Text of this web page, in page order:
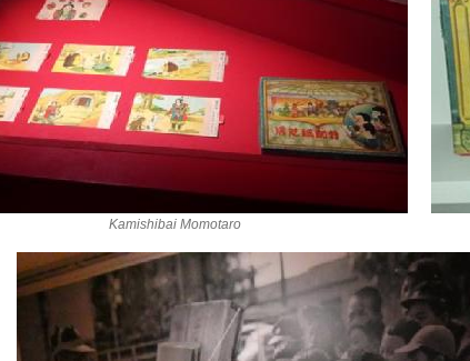
Kamishibai Momotaro